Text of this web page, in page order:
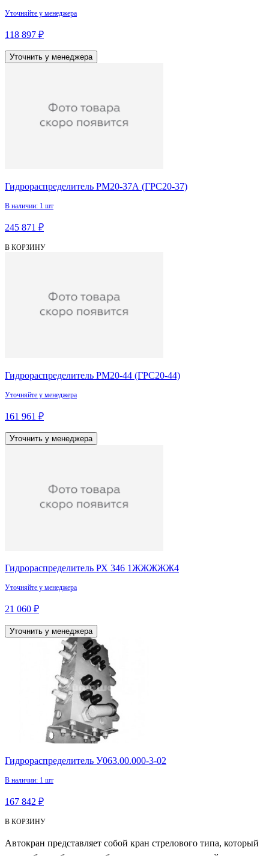
Уточняйте у менеджера
118 897 ₽
Уточнить у менеджера
Гидрораспределитель РМ20-37А (ГРС20-37)
В наличии: 1 шт
245 871 ₽
В КОРЗИНУ
Гидрораспределитель РМ20-44 (ГРС20-44)
Уточняйте у менеджера
161 961 ₽
Уточнить у менеджера
Гидрораспределитель РХ 346 1ЖЖЖЖЖ4
Уточняйте у менеджера
21 060 ₽
Уточнить у менеджера
Гидрораспределитель У063.00.000-3-02
В наличии: 1 шт
167 842 ₽
В КОРЗИНУ
Автокран представляет собой кран стрелового типа, который